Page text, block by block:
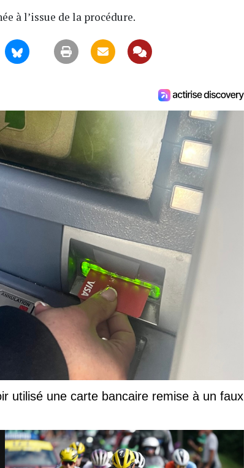
à l’issue de la procédure.
utilisé une carte bancaire remise à un faux